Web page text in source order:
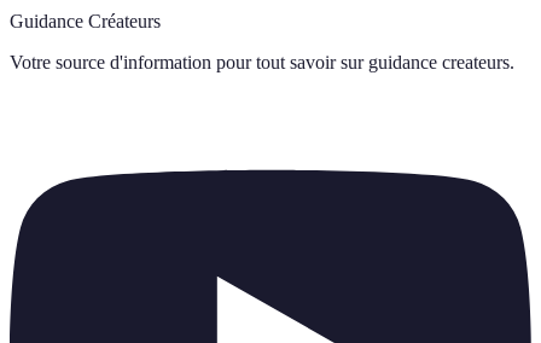
Guidance Créateurs
Votre source d'information pour tout savoir sur guidance createurs.